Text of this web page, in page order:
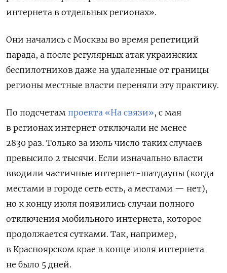
интернета в отдельных регионах».
Они начались с Москвы во время репетиций
парада, а после регулярных атак украинских
беспилотников даже на удаленные от границы
регионы местные власти переняли эту практику.
По подсчетам проекта «На связи», с мая
в регионах интернет отключали не менее
2830 раз. Только за июль число таких случаев
превысило 2 тысячи. Если изначально власти
вводили частичные интернет-шатдауны (когда
местами в городе сеть есть, а местами — нет),
но к концу июля появились случаи полного
отключения мобильного интернета, которое
продолжается сутками. Так, например,
в Красноярском крае в конце июля интернета
не было 5 дней.